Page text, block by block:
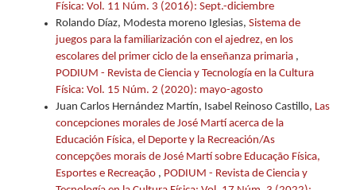
Física: Vol. 11 Núm. 3 (2016): Sept.-diciembre
Rolando Díaz, Modesta moreno Iglesias, Sistema de
juegos para la familiarización con el ajedrez, en los
escolares del primer ciclo de la enseñanza primaria ,
PODIUM - Revista de Ciencia y Tecnología en la Cultura
Física: Vol. 15 Núm. 2 (2020): mayo-agosto
Juan Carlos Hernández Martín, Isabel Reinoso Castillo, Las
concepciones morales de José Martí acerca de la
Educación Física, el Deporte y la Recreación/As
concepções morais de José Martí sobre Educação Física,
Esportes e Recreação , PODIUM - Revista de Ciencia y